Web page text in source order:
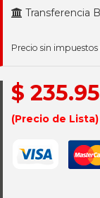
Transferencia
Precio sin impuestos
$
(Precio de Lista)